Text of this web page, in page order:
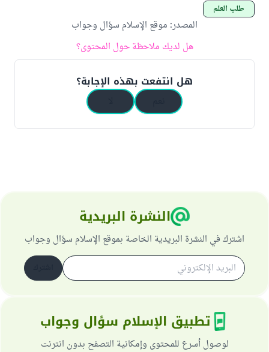
طلب العلم
المصدر: موقع الإسلام سؤال وجواب
هل لديك ملاحظة حول المحتوى؟
هل انتفعت بهذه الإجابة؟
النشرة البريدية
اشترك في النشرة البريدية الخاصة بموقع الإسلام سؤال وجواب
تطبيق الإسلام سؤال وجواب
لوصول أسرع للمحتوى وإمكانية التصفح بدون انترنت